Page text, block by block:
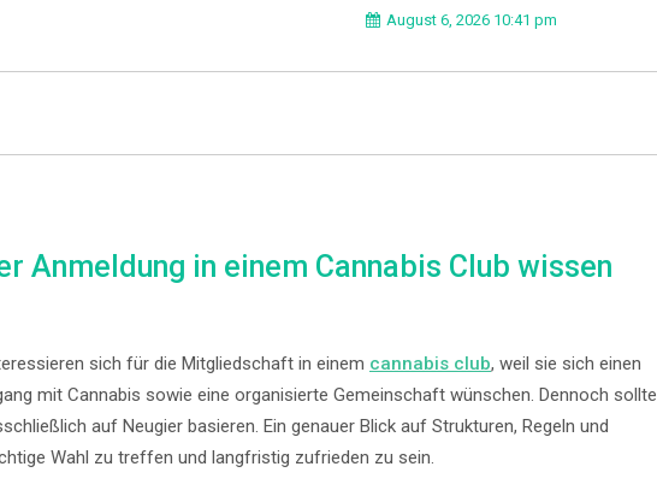
BEYOND APEX
August 6, 2026 10:41 pm
Anmeldung in einem Cannabis Club wissen
sich für die Mitgliedschaft in einem cannabis club, weil sie sich einen
mit Cannabis sowie eine organisierte Gemeinschaft wünschen. Dennoch sollte
auf Neugier basieren. Ein genauer Blick auf Strukturen, Regeln und
Wahl zu treffen und langfristig zufrieden zu sein.